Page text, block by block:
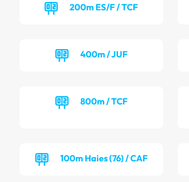
200m ES/F / TCF
400m / JUF
800m / TCF
100m Haies (76) / CAF